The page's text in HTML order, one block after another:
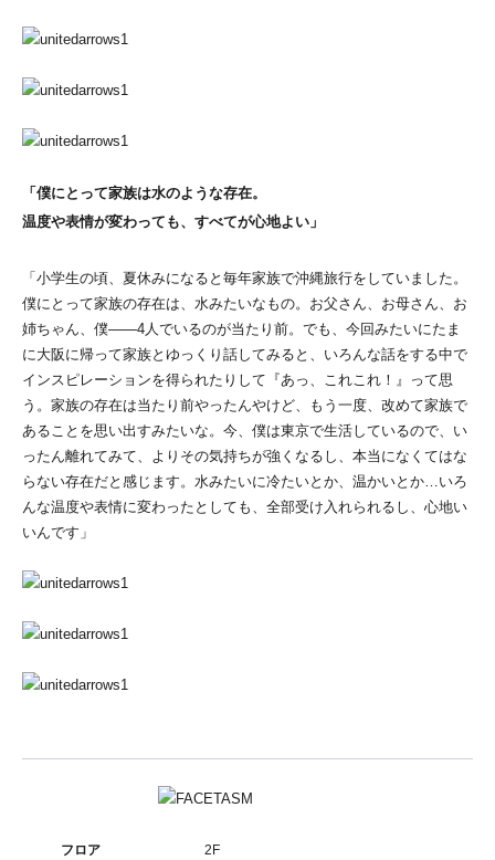
「僕にとって家族は水のような存在。
温度や表情が変わっても、すべてが心地よい」
「小学生の頃、夏休みになると毎年家族で沖縄旅行をしていました。
僕にとって家族の存在は、水みたいなもの。お父さん、お母さん、お
姉ちゃん、僕――4人でいるのが当たり前。でも、今回みたいにたま
に大阪に帰って家族とゆっくり話してみると、いろんな話をする中で
インスピレーションを得られたりして『あっ、これこれ！』って思
う。家族の存在は当たり前やったんやけど、もう一度、改めて家族で
あることを思い出すみたいな。今、僕は東京で生活しているので、い
ったん離れてみて、よりその気持ちが強くなるし、本当になくてはな
らない存在だと感じます。水みたいに冷たいとか、温かいとか…いろ
んな温度や表情に変わったとしても、全部受け入れられるし、心地い
いんです」
フロア 2F